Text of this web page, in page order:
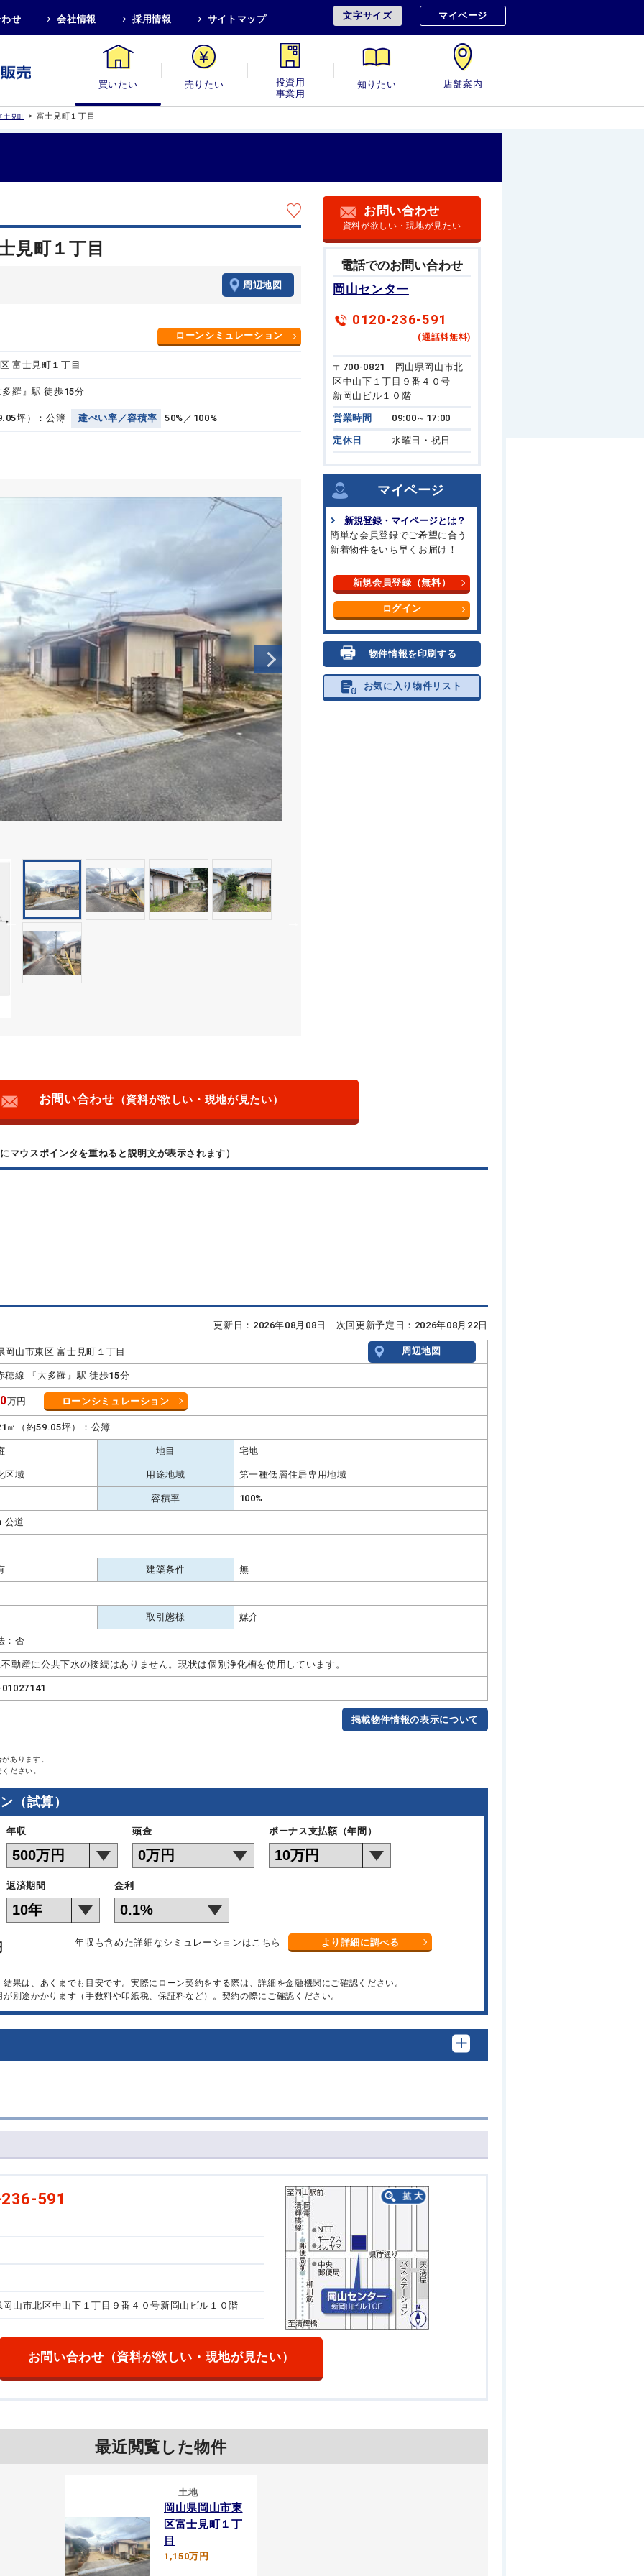
せ 会社情報 採用情報 サイトマップ 文字サイズ マイページ
買いたい 売りたい 投資用・事業用 知りたい 店舗案内
士見町 > 富士見町１丁目
見町１丁目
周辺地図
ローンシミュレーション
富士見町１丁目
羅』駅 徒歩15分
坪）：公簿 建ぺい率 ／容積率 50%／100%
お問い合わせ
資料が欲しい・現地が見たい
電話でのお問い合わせ
岡山センター
0120-236-591
(通話料無料)
〒700-0821 岡山県岡山市北
区中山下１丁目９番４０号
新岡山ビル１０階
営業時間 09:00～17:00
定休日 水曜日・祝日
マイページ
新規登録・マイページとは？
簡単な会員登録でご希望に合う
新着物件をいち早くお届け！
新規会員登録（無料）
ログイン
物件情報を印刷する
お気に入り物件リスト
お問い合わせ （資料が欲しい・現地が見たい）
マウスポインタを重ねると説明文が表示されます）
更新日：2026年08月08日 次回更新予定日：2026年08月22日
岡山市東区 富士見町１丁目 周辺地図
穂線 『大多羅』駅 徒歩15分
万円 ローンシミュレーション
㎡（約59.05坪）：公簿
地目 宅地
区域 用途地域 第一種低層住居専用地域
容積率 100%
公道
建築条件 無
取引態様 媒介
：否
動産に公共下水の接続はありません。現状は個別浄化槽を使用しています。
掲載物件情報の表示について
あります。
ださい。
（試算）
年収 頭金 ボーナス支払額（年間）
返済期間 金利
年収も含めた詳細なシミュレーションはこちら より詳細に調べる
果は、あくまでも目安です。実際にローン契約をする際は、詳細を金融機関にご確認ください。
別途かかります（手数料や印紙税、保証料など）。契約の際にご確認ください。
591
山市北区中山下１丁目９番４０号新岡山ビル１０階
お問い合わせ （資料が欲しい・現地が見たい）
最近閲覧した物件
土地
岡山県岡山市東
区富士見町１丁
目
1,150万円